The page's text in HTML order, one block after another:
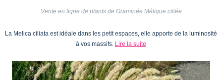
Vente en ligne de plants de Graminée Mélique ciliée
La Melica ciliata est idéale dans les petit espaces, elle apporte de la luminosité
à vos massifs. Lire la suite